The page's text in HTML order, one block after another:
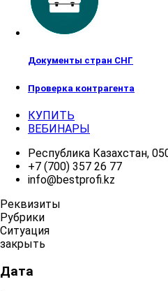
Документы стран СНГ
Проверка контрагента
КУПИТЬ
ВЕБИНАРЫ
Республика Казахстан,
+7 (700) 357 26 77
info@bestprofi.kz
Реквизиты
Рубрики
Ситуация
закрыть
Дата